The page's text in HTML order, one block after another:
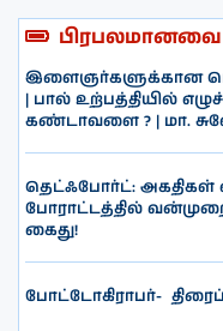
பிரபலமானவை
இளைஞர்களுக்கான
| பால் உற்பத்தியில்
கண்டாவளை ? | மா.
தெட்ஃபோர்ட்: அகதிகள்
போராட்டத்தில்
கைது!
போட்டோகிராபர்-